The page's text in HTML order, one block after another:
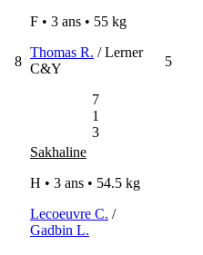
8
F • 3 ans • 55 kg
Thomas R. / Lerner
C&Y
7
1
3
5
Sakhaline
H • 3 ans • 54.5 kg
Lecoeuvre C. /
Gadbin L.